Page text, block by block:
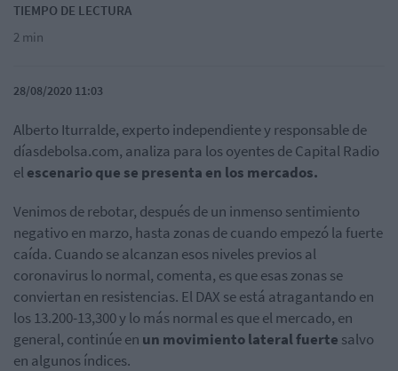
TIEMPO DE LECTURA
2 min
28/08/2020 11:03
Alberto Iturralde, experto independiente y responsable de
díasdebolsa.com, analiza para los oyentes de Capital Radio
elescenario que se presenta en los mercados.
Venimos de rebotar, después de un inmenso sentimiento
negativo en marzo, hasta zonas de cuando empezó la fuerte
caída. Cuando se alcanzan esos niveles previos al
coronavirus lo normal, comenta, es que esas zonas se
conviertan en resistencias. El DAX se está atragantando en
los 13.200-13,300 y lo más normal es que el mercado, en
general, continúe en un movimiento lateral fuerte salvo
en algunos índices.